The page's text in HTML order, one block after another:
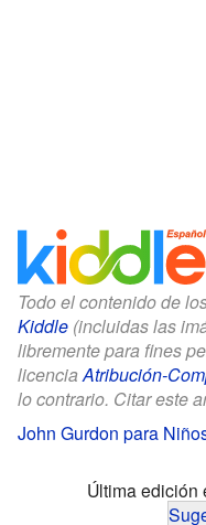
Todo el contenido de
Kiddle (incluidas las
libremente para fines
licenciaAtribución-
lo contrario. Citar este
John Gurdon para
Última edición